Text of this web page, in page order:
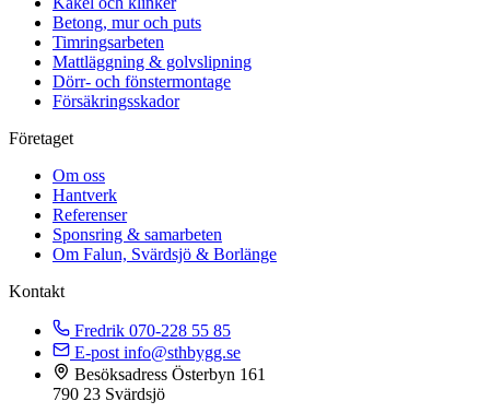
Betong, mur och puts
Timringsarbeten
Mattläggning & golvslipning
Dörr- och fönstermontage
Försäkringsskador
Företaget
Om oss
Hantverk
Referenser
Sponsring & samarbeten
Om Falun, Svärdsjö & Borlänge
Kontakt
Fredrik 070-228 55 85
E-post info@sthbygg.se
Besöksadress Österbyn 161
790 23 Svärdsjö